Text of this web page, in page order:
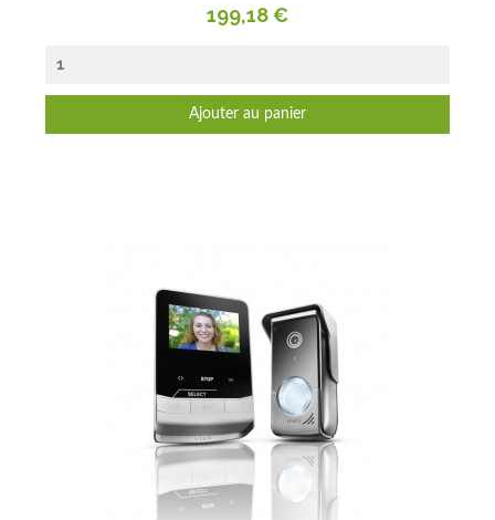
Prix
199,18 €
Ajouter au panier